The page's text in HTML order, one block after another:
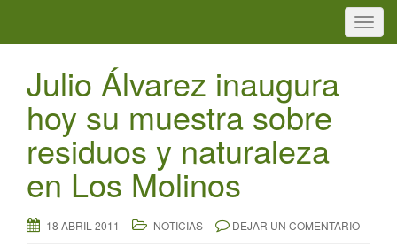
T
o
Julio Álvarez inaugura
hoy su muestra sobre
residuos y naturaleza
en Los Molinos
18 ABRIL 2011 NOTICIAS DEJAR UN COMENTARIO